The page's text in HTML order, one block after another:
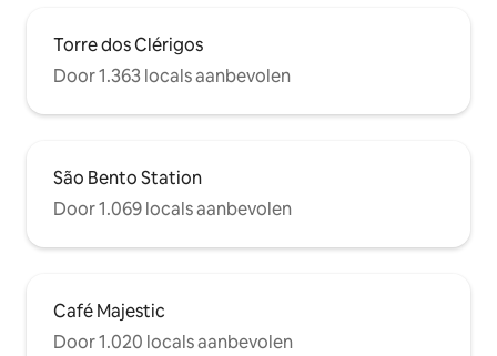
Torre dos Clérigos
Door 1.363 locals aanbevolen
São Bento Station
Door 1.069 locals aanbevolen
Café Majestic
Door 1.020 locals aanbevolen